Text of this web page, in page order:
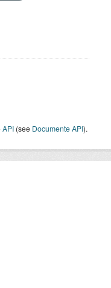
API (see Documente API).